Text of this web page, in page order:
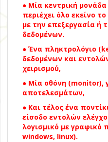
● Μία κεντρική
περιέχει όλο εκείνο
με την επεξεργασία ή
δεδομένων.
● Ένα πληκτρολόγιο
δεδομένων και
χειρισμού,
● Μία οθόνη (monitor),
αποτελεσμάτων,
● Και τέλος ένα
είσοδο εντολών
λογισμικό με γραφικό
windows, linux).